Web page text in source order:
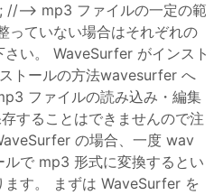
–> mp3 ファイルの一定の範
っていない場合はそれぞれの
い。 WaveSurfer がインスト
トールの方法wavesurfer へ
ファイルの読み込み・編集
することはできませんので注
の場合、一度 wav
ルで mp3 形式に変換するとい
ます。 まずは WaveSurfer を